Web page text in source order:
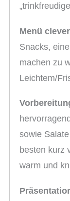
Menü
Snacks,
machen zu
Leichtem/
sowie
besten kurz
warm und